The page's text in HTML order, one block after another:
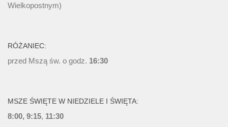
Wielkopostnym)
RÓŻANIEC:
przed Mszą św. o godz. 16:30
MSZE ŚWIĘTE W NIEDZIELE I ŚWIĘTA:
8:00, 9:15, 11:30